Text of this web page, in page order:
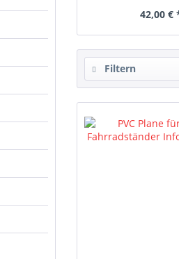
42,00 €
Filtern